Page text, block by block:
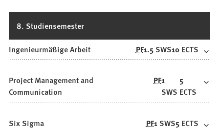
8. Studiensemester
Ingenieurmäßige Arbeit PF1.5 SWS10 ECTS
Project Management and
Communication
PF1
SWS
5
ECTS
Six Sigma PF1 SWS5 ECTS